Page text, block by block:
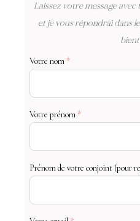
Laissez votre message
et je vous répondrai dans